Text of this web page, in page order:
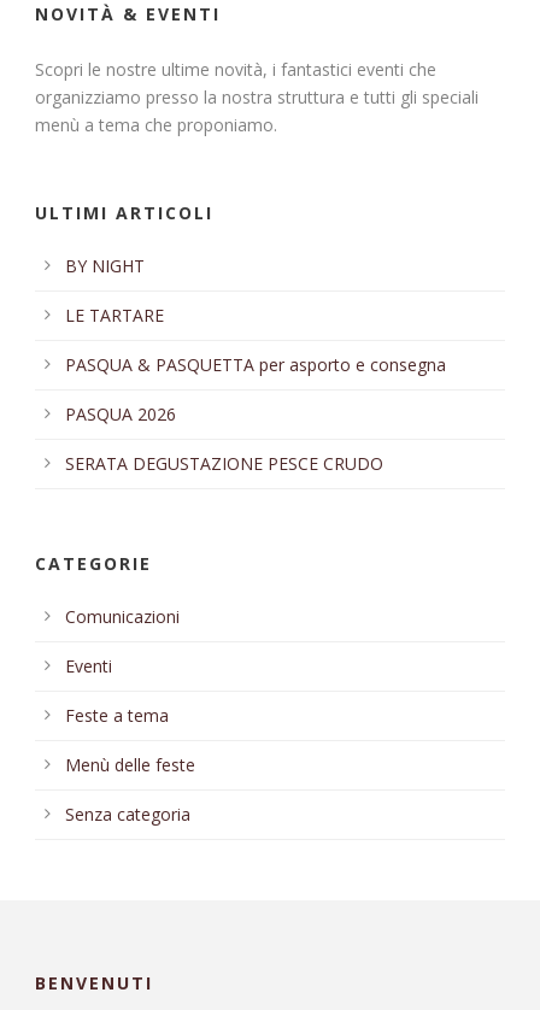
NOVITÀ & EVENTI
Scopri le nostre ultime novità, i fantastici eventi che
organizziamo presso la nostra struttura e tutti gli speciali
menù a tema che proponiamo.
ULTIMI ARTICOLI
BY NIGHT
LE TARTARE
PASQUA & PASQUETTA per asporto e consegna
PASQUA 2026
SERATA DEGUSTAZIONE PESCE CRUDO
CATEGORIE
Comunicazioni
Eventi
Feste a tema
Menù delle feste
Senza categoria
BENVENUTI